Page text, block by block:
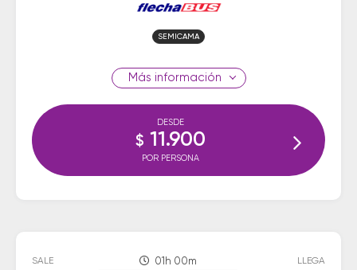
SEMICAMA
información
DESDE
$ 11.900
POR PERSONA
SALE 01h 00m LLEGA